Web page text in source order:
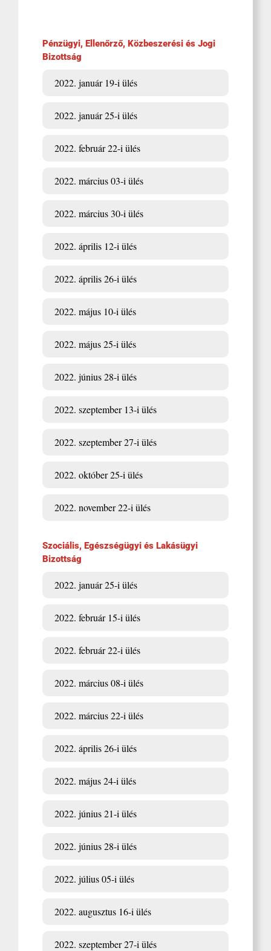
Pénzügyi, Ellenőrző, Közbeszerési és Jogi
Bizottság
2022. január 19-i ülés
2022. január 25-i ülés
2022. február 22-i ülés
2022. március 03-i ülés
2022. március 30-i ülés
2022. április 12-i ülés
2022. április 26-i ülés
2022. május 10-i ülés
2022. május 25-i ülés
2022. június 28-i ülés
2022. szeptember 13-i ülés
2022. szeptember 27-i ülés
2022. október 25-i ülés
2022. november 22-i ülés
Szociális, Egészségügyi és Lakásügyi
Bizottság
2022. január 25-i ülés
2022. február 15-i ülés
2022. február 22-i ülés
2022. március 08-i ülés
2022. március 22-i ülés
2022. április 26-i ülés
2022. május 24-i ülés
2022. június 21-i ülés
2022. június 28-i ülés
2022. július 05-i ülés
2022. augusztus 16-i ülés
2022. szeptember 27-i ülés